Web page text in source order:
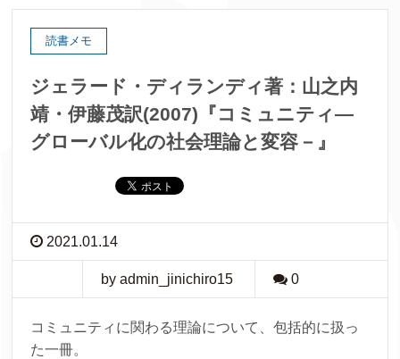
読書メモ
ジェラード・ディランディ著：山之内
靖・伊藤茂訳(2007)『コミュニティ―
グローバル化の社会理論と変容－』
2021.01.14
by admin_jinichiro15 0
コミュニティに関わる理論について、包括的に扱っ
た一冊。